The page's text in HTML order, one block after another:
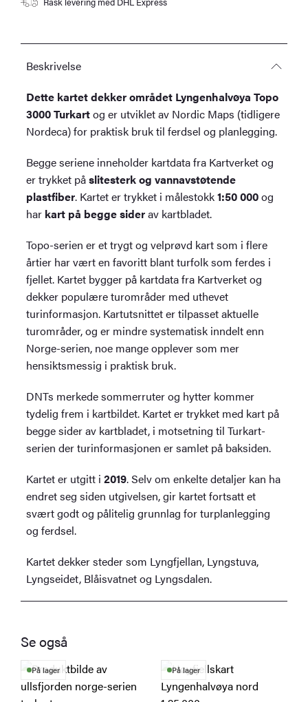
Beskrivelse
Dette kartet dekker området Lyngenhalvøya Topo
3000 Turkartog er utviklet av Nordic Maps (tidligere
Nordeca) for praktisk bruk til ferdsel og planlegging.
Begge seriene inneholder kartdata fra Kartverket og
er trykket påslitesterk og vannavstøtende
plastfiber. Kartet er trykket i målestokk1:50 000og
har kart på begge siderav kartbladet.
Topo-serien er et trygt og velprøvd kart som i flere
årtier har vært en favoritt blant turfolk som ferdes i
fjellet. Kartet bygger på kartdata fra Kartverket og
dekker populære turområder med uthevet
turinformasjon. Kartutsnittet er tilpasset aktuelle
turområder, og er mindre systematisk inndelt enn
Norge-serien, noe mange opplever som mer
hensiktsmessig i praktisk bruk.
DNTs merkede sommerruter og hytter kommer
tydelig frem i kartbildet. Kartet er trykket med kart på
begge sider av kartbladet, i motsetning til Turkart-
serien der turinformasjonen er samlet på baksiden.
Kartet er utgitt i2019. Selv om enkelte detaljer kan ha
endret seg siden utgivelsen, gir kartet fortsatt et
svært godt og pålitelig grunnlag for turplanlegging
og ferdsel.
Kartet dekker steder som Lyngfjellan, Lyngstuva,
Lyngseidet, Blåisvatnet og Lyngsdalen.
Se også
På lager På lager